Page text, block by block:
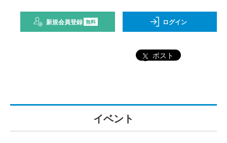
新規会員登録 無料 ログイン
ポスト
イベント